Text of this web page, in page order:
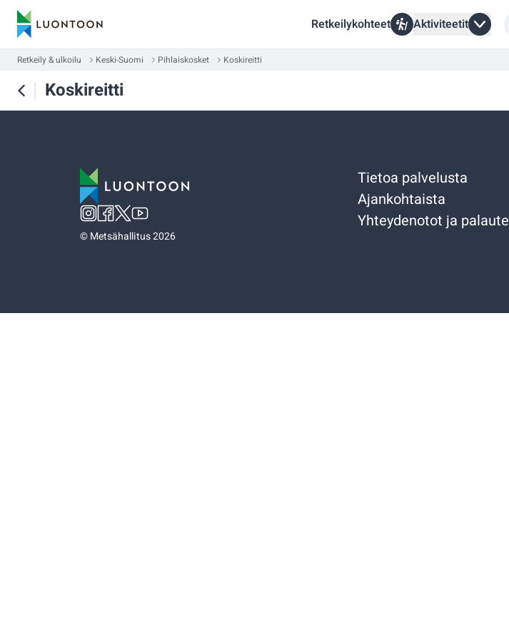
Retkeilykohteet Aktiviteetit
Retkeily & ulkoilu Keski-Suomi Pihlaiskosket Koskireitti
Koskireitti
©Metsähallitus 2026
Tietoa palvelusta
Ajankohtaista
Yhteydenotot ja palaute